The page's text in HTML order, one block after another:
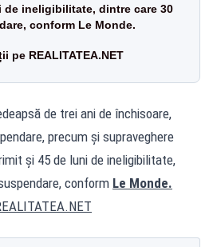
de ineligibilitate, dintre care 30
conform Le Monde.
pe REALITATEA.NET
de trei ani de închisoare,
precum și supraveghere
și 45 de luni de ineligibilitate,
conform Le Monde.